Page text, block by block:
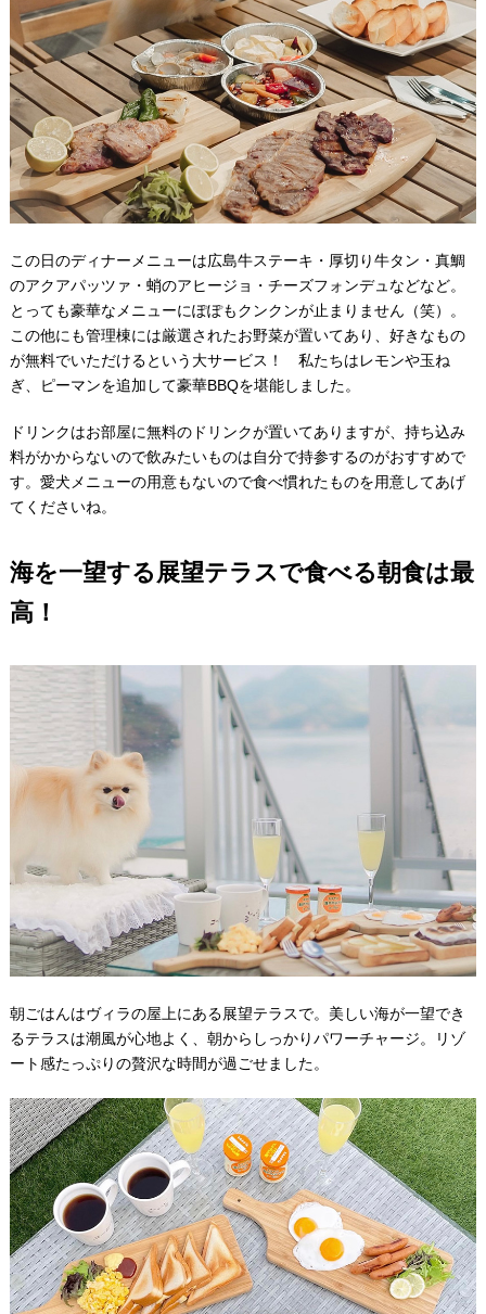
この日のディナーメニューは広島牛ステーキ・厚切り牛タン・真鯛
のアクアパッツァ・蛸のアヒージョ・チーズフォンデュなどなど。
とっても豪華なメニューにぽぽもクンクンが止まりません（笑）。
この他にも管理棟には厳選されたお野菜が置いてあり、好きなもの
が無料でいただけるという大サービス！ 私たちはレモンや玉ね
ぎ、ピーマンを追加して豪華BBQを堪能しました。
ドリンクはお部屋に無料のドリンクが置いてありますが、持ち込み
料がかからないので飲みたいものは自分で持参するのがおすすめで
す。愛犬メニューの用意もないので食べ慣れたものを用意してあげ
てくださいね。
海を一望する展望テラスで食べる朝食は最
高！
朝ごはんはヴィラの屋上にある展望テラスで。美しい海が一望でき
るテラスは潮風が心地よく、朝からしっかりパワーチャージ。リゾ
ート感たっぷりの贅沢な時間が過ごせました。